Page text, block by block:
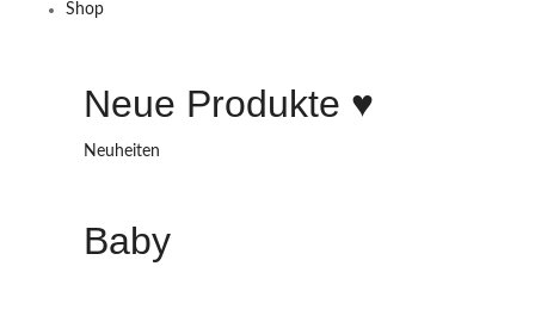
Shop
Neue Produkte ♥️
Neuheiten
Baby